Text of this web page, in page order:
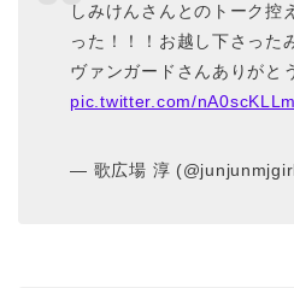
しみけんさんとのトーク控
った！！！お越し下さった
ヴァンガードさんありがと
pic.twitter.com/
— 歌広場 淳